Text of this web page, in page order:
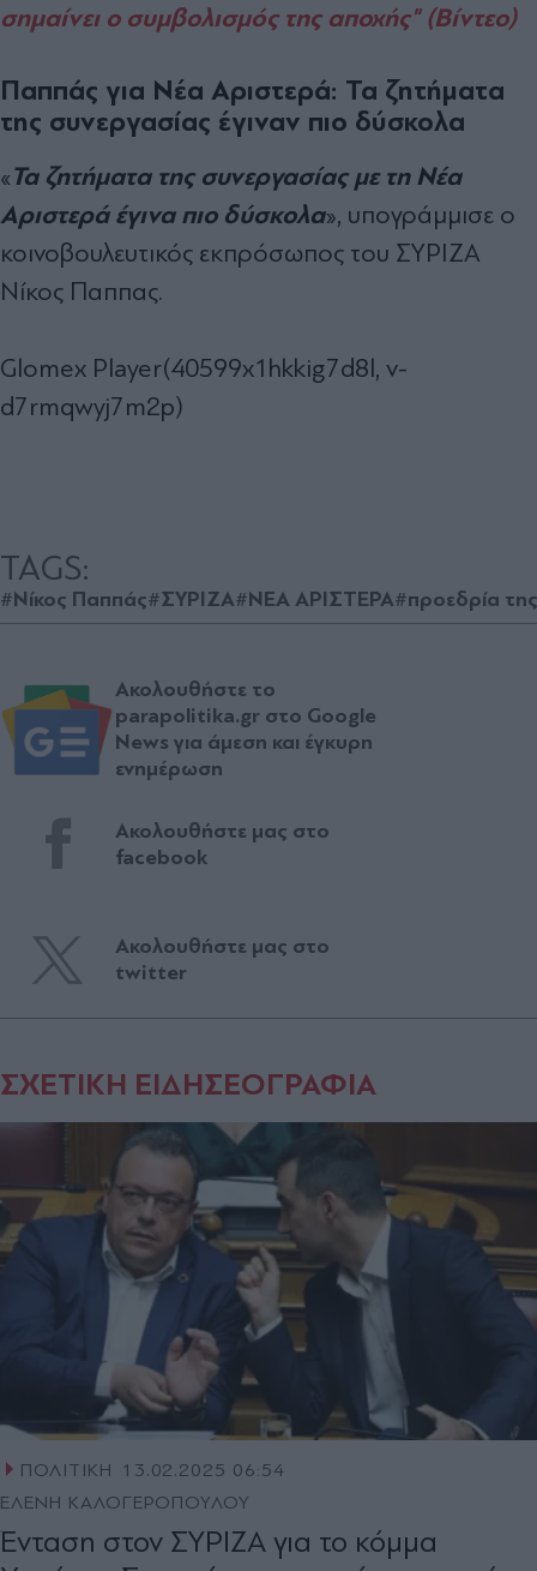
σημαίνει ο συμβολισμός της αποχής" (Βίντεο)
Παππάς για Νέα Αριστερά: Τα ζητήματα
της συνεργασίας έγιναν πιο δύσκολα
«Τα ζητήματα της συνεργασίας με τη Νέα
Αριστερά έγινα πιο δύσκολα», υπογράμμισε ο
κοινοβουλευτικός εκπρόσωπος του ΣΥΡΙΖΑ
Νίκος Παππας.
Glomex Player(40599x1hkkig7d8l, v-
d7rmqwyj7m2p)
TAGS:
#Νίκος Παππάς#ΣΥΡΙΖΑ#ΝΕΑ ΑΡΙΣΤΕΡΑ#προεδρία
Ακολουθήστε το
parapolitika.gr στο Google
News για άμεση και έγκυρη
ενημέρωση
Ακολουθήστε μας στο
facebook
Ακολουθήστε μας στο
twitter
ΣΧΕΤΙΚΗ ΕΙΔΗΣΕΟΓΡΑΦΙΑ
ΠΟΛΙΤΙΚΗ
13.02.2025 06:54
ΕΛΕΝΗ ΚΑΛΟΓΕΡΟΠΟΥΛΟΥ
Ένταση στον ΣΥΡΙΖΑ για το κόµµα